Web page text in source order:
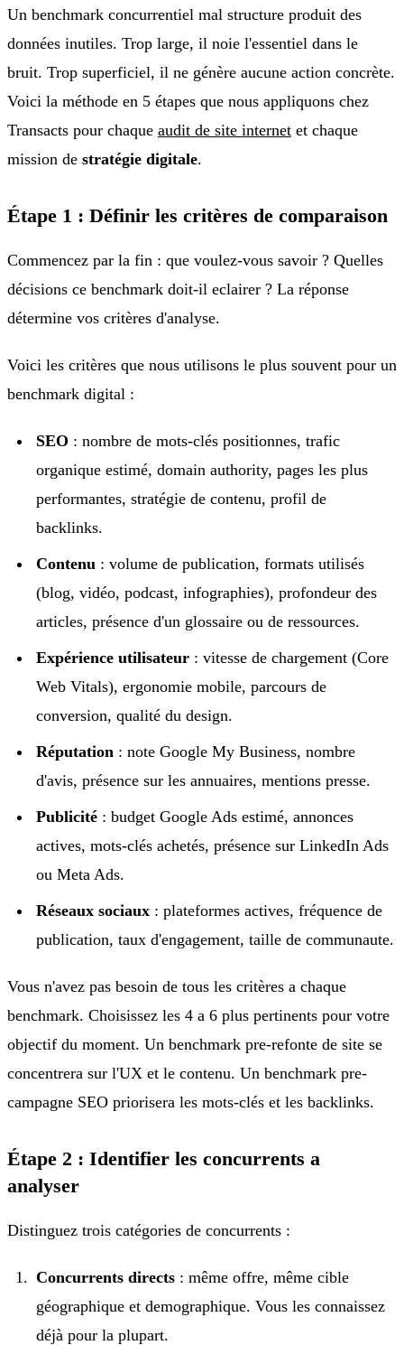
Un benchmark concurrentiel mal structure produit des
données inutiles. Trop large, il noie l'essentiel dans le
bruit. Trop superficiel, il ne génère aucune action concrète.
Voici la méthode en 5 étapes que nous appliquons chez
Transacts pour chaque audit de site internet et chaque
mission de stratégie digitale.
Étape 1 : Définir les critères de comparaison
Commencez par la fin : que voulez-vous savoir ? Quelles
décisions ce benchmark doit-il eclairer ? La réponse
détermine vos critères d'analyse.
Voici les critères que nous utilisons le plus souvent pour un
benchmark digital :
SEO : nombre de mots-clés positionnes, trafic
organique estimé, domain authority, pages les plus
performantes, stratégie de contenu, profil de
backlinks.
Contenu : volume de publication, formats utilisés
(blog, vidéo, podcast, infographies), profondeur des
articles, présence d'un glossaire ou de ressources.
Expérience utilisateur : vitesse de chargement (Core
Web Vitals), ergonomie mobile, parcours de
conversion, qualité du design.
Réputation : note Google My Business, nombre
d'avis, présence sur les annuaires, mentions presse.
Publicité : budget Google Ads estimé, annonces
actives, mots-clés achetés, présence sur LinkedIn Ads
ou Meta Ads.
Réseaux sociaux : plateformes actives, fréquence de
publication, taux d'engagement, taille de communaute.
Vous n'avez pas besoin de tous les critères a chaque
benchmark. Choisissez les 4 a 6 plus pertinents pour votre
objectif du moment. Un benchmark pre-refonte de site se
concentrera sur l'UX et le contenu. Un benchmark pre-
campagne SEO priorisera les mots-clés et les backlinks.
Étape 2 : Identifier les concurrents a
analyser
Distinguez trois catégories de concurrents :
Concurrents directs : même offre, même cible
géographique et demographique. Vous les connaissez
déjà pour la plupart.